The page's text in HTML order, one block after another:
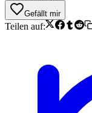
Gefällt mir
Teilen auf: